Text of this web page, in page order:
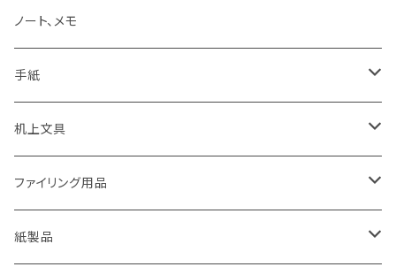
KAWEKO
LYRA
rotling
Laufern
EISEN
Noritake
カキノジン
フジワラリツ
kanaexpress
久奈屋
鉛筆まわり
ボールペン
カラーペン
シャープペンシル、芯ホルダー
万年筆
ノート、メモ
手紙
ポストカード
ミニカード
便箋、一筆箋
机上文具
糊、テープ、テープカッター
ハンコ、スタンプ、スタンプ台
ファイリング用品
クリップボード
紙製品